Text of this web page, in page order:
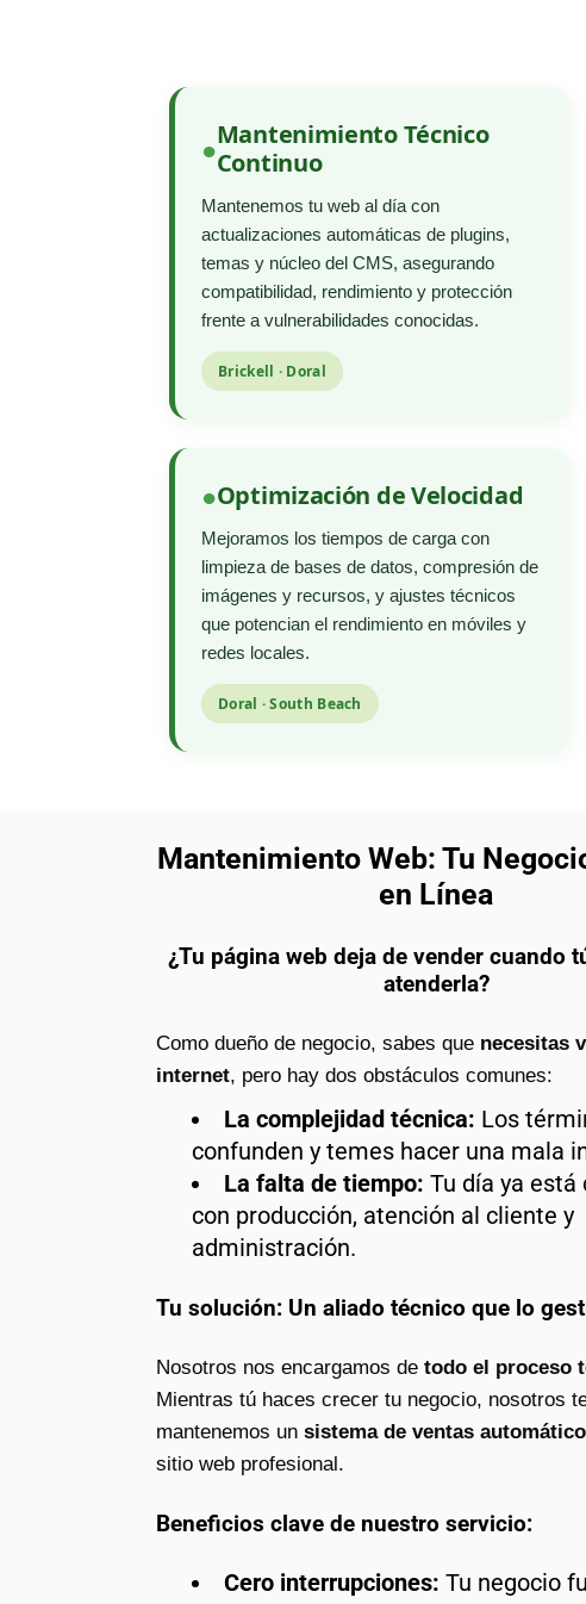
Mantenimiento Técnico
Continuo
Mantenemos tu web al día con
actualizaciones automáticas de plugins,
temas y núcleo del CMS, asegurando
compatibilidad, rendimiento y protección
frente a vulnerabilidades conocidas.
Brickell · Doral
Optimización de Velocidad
Mejoramos los tiempos de carga con
limpieza de bases de datos, compresión de
imágenes y recursos, y ajustes técnicos
que potencian el rendimiento en móviles y
redes locales.
Doral · South Beach
Mantenimiento Web: Tu
en Línea
¿Tu página web deja de vender cuando
atenderla?
Como dueño de negocio, sabes que necesitas
internet, pero hay dos obstáculos comunes:
La complejidad técnica: Los
confunden y temes hacer una mala
La falta de tiempo: Tu día ya
con producción, atención al cliente y
administración.
Tu solución: Un aliado técnico que lo
Nosotros nos encargamos de todo el proceso
Mientras tú haces crecer tu negocio, nosotros
mantenemos un sistema de ventas
sitio web profesional.
Beneficios clave de nuestro servicio:
Cero interrupciones: Tu negocio